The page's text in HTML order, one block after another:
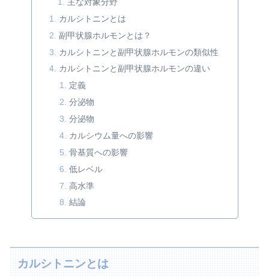
カルシトニンとは
副甲状腺ホルモンとは？
カルシトニンと副甲状腺ホルモンの類似性
カルシトニンと副甲状腺ホルモンの違い
定義
分泌物
分泌物
カルシウム量への影響
骨基質への影響
低レベル
高水準
結論
カルシトニンとは